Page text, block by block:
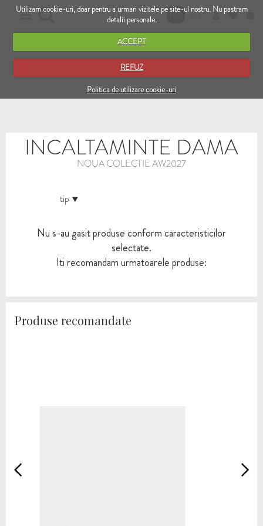
Utilizam cookie-uri, doar pentru a urmari vizitele pe site-ul nostru. Nu pastram
detalii personale.
ACCEPT
REFUZ
Politica de utilizare cookie-uri
RO EN
INCALTAMINTE DAMA
NOUA COLECTIE AW2027
tip
Nu s-au gasit produse conform caracteristicilor
selectate.
Iti recomandam urmatoarele produse:
Produse recomandate